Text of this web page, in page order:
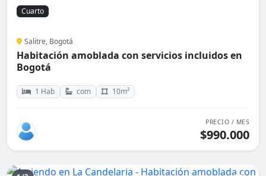
Cuarto
Salitre, Bogotá
Habitación amoblada con servicios incluidos en
Bogotá
1 Hab com 10m²
PRECIO / MES
$990.000